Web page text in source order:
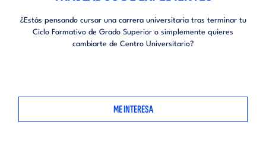
¿Estás pensando cursar una carrera universitaria tras terminar tu
Ciclo Formativo de Grado Superior o simplemente quieres
cambiarte de Centro Universitario?
ME INTERESA